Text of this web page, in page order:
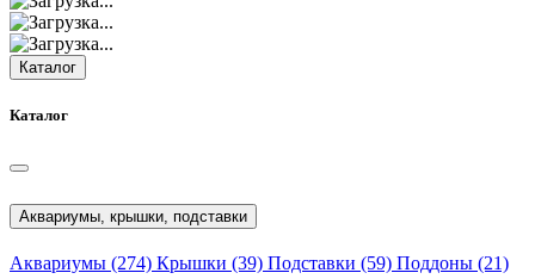
Каталог
Каталог
Аквариумы, крышки, подставки
Аквариумы (274) Крышки (39) Подставки (59) Поддоны (21)